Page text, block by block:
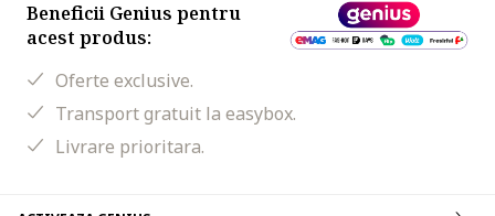
Beneficii Genius pentru
acest produs:
Oferte exclusive.
Transport gratuit la easybox.
Livrare prioritara.